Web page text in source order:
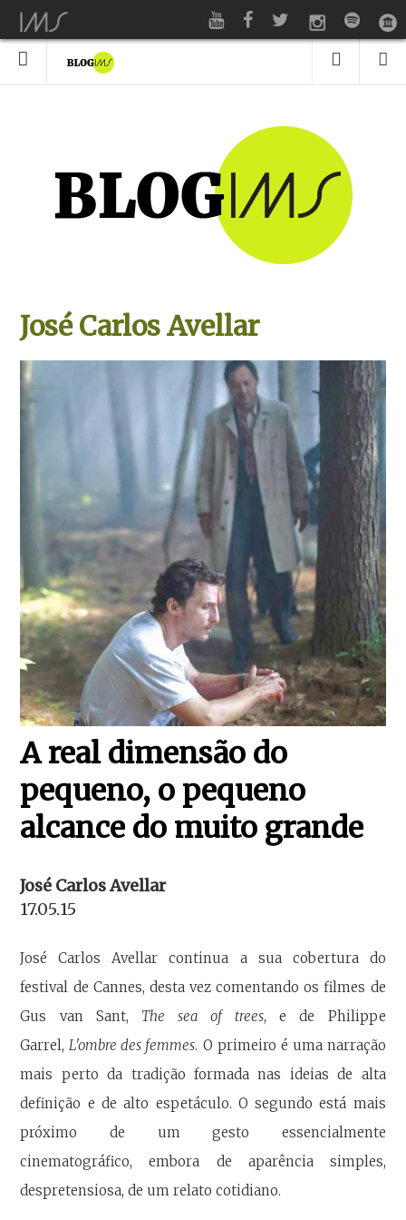
José Carlos Avellar
A real dimensão do
pequeno, o pequeno
alcance do muito grande
José Carlos Avellar
17.05.15
José Carlos Avellar continua a sua cobertura do
festival de Cannes, desta vez comentando os filmes de
Gus van Sant, The sea of trees, e de Philippe
Garrel, L'ombre des femmes. O primeiro é uma narração
mais perto da tradição formada nas ideias de alta
definição e de alto espetáculo. O segundo está mais
próximo de um gesto essencialmente
cinematográfico, embora de aparência simples,
despretensiosa, de um relato cotidiano.